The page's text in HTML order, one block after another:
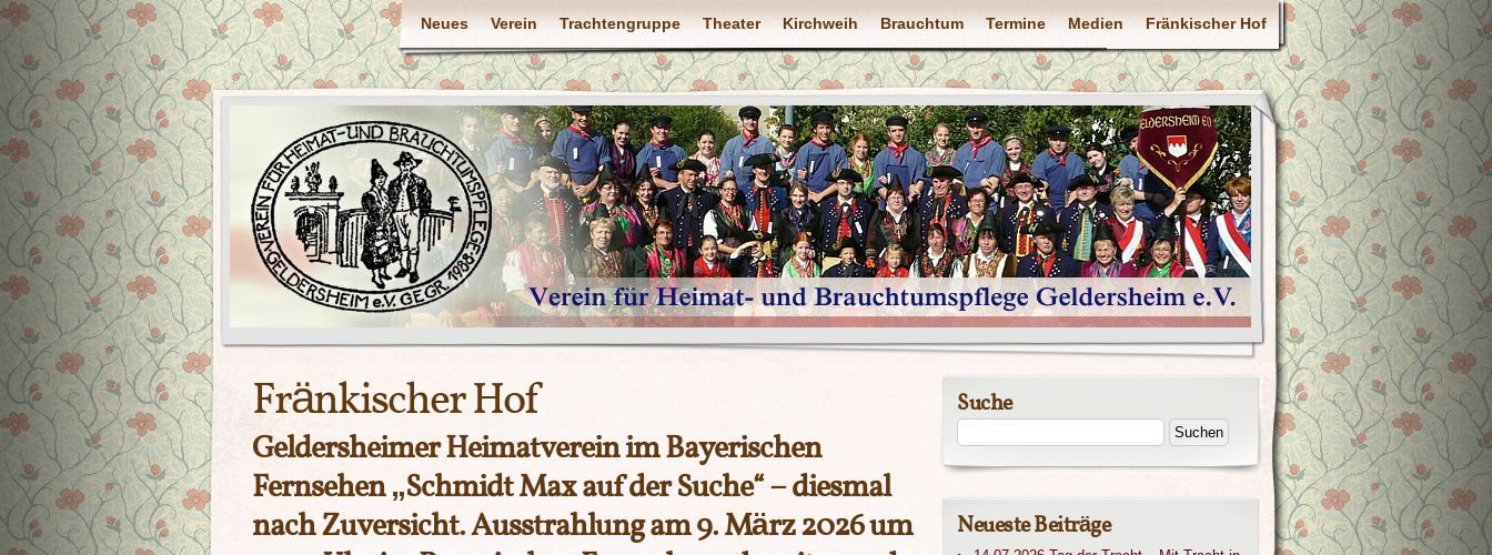
Neues Verein Trachtengruppe Theater Kirchweih Brauchtum Termine Medien Fränkischer Hof
Fränkischer Hof
Geldersheimer Heimatverein im Bayerischen
Fernsehen „Schmidt Max auf der Suche“ – diesmal
nach Zuversicht. Ausstrahlung am 9. März 2026 um
Suche
Neueste Beiträge